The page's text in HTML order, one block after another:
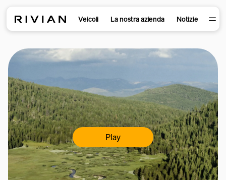
Veicoli La nostra azienda Notizie
Play